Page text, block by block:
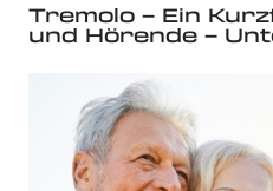
Tremolo – Ein
und Hörende –